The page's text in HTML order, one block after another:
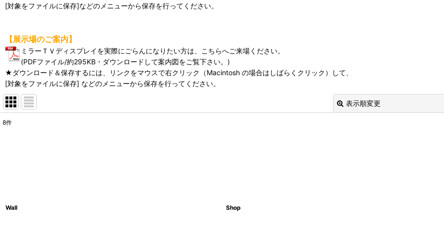
[対象をファイルに保存]などのメニューから保存を行ってください。
【展示場のご案内】
ミラーＴＶディスプレイを実際にごらんになりたい方は、こちらへご来場ください。
(PDFファイル/約295KB・ダウンロードして案内図をご覧下さい。)
★ダウンロード＆保存するには、リンクをマウスで右クリック（Macintosh の場合はしばらくクリック）して、
[対象をファイルに保存] などのメニューから保存を行ってください。
表示順変更
8件
Wall Shop